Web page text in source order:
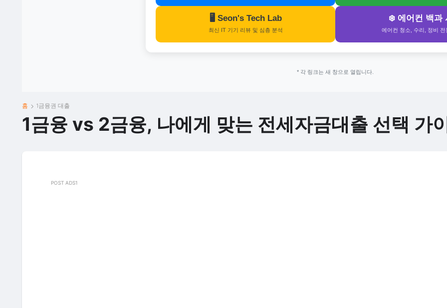
🖥️ Seon's Tech Lab
최신 IT 기기 리뷰 및 심층 분석
❄️ 에어컨 백과
에어컨 청소, 수리, 정비 전
* 각 링크는 새 창으로 열립니다.
홈 1금융권 대출
1금융 vs 2금융, 나에게 맞는 전세자금대출 선택 가
POST ADS1